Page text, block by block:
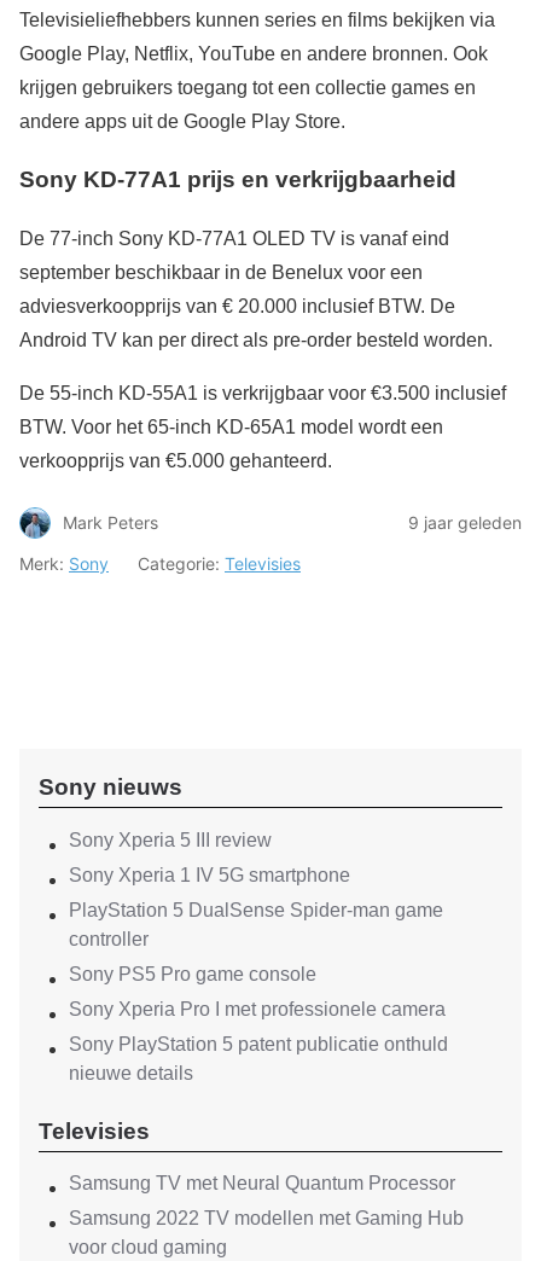
Televisieliefhebbers kunnen series en films bekijken via
Google Play, Netflix, YouTube en andere bronnen. Ook
krijgen gebruikers toegang tot een collectie games en
andere apps uit de Google Play Store.
Sony KD-77A1 prijs en verkrijgbaarheid
De 77-inch Sony KD-77A1 OLED TV is vanaf eind
september beschikbaar in de Benelux voor een
adviesverkoopprijs van € 20.000 inclusief BTW. De
Android TV kan per direct als pre-order besteld worden.
De 55-inch KD-55A1 is verkrijgbaar voor €3.500 inclusief
BTW. Voor het 65-inch KD-65A1 model wordt een
verkoopprijs van €5.000 gehanteerd.
Mark Peters
9 jaar geleden
Merk: Sony Categorie: Televisies
Sony nieuws
Sony Xperia 5 III review
Sony Xperia 1 IV 5G smartphone
PlayStation 5 DualSense Spider-man game
controller
Sony PS5 Pro game console
Sony Xperia Pro I met professionele camera
Sony PlayStation 5 patent publicatie onthuld
nieuwe details
Televisies
Samsung TV met Neural Quantum Processor
Samsung 2022 TV modellen met Gaming Hub
voor cloud gaming